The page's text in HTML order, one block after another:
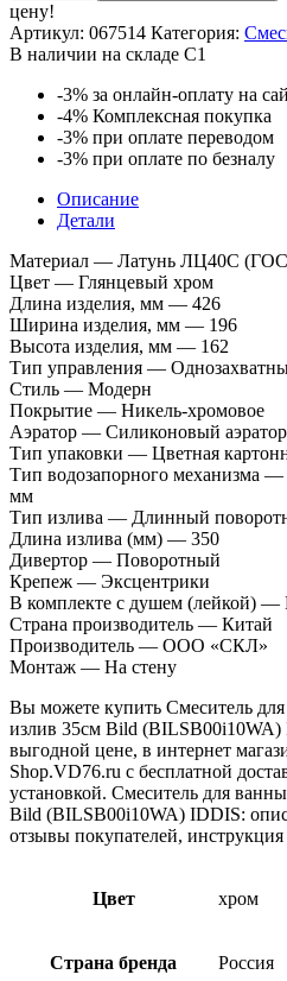
цену!
Артикул: 067514 Категория:
В наличии на складе С1
-3% за онлайн-оплату на
-4% Комплексная покупка
-3% при оплате переводом
-3% при оплате по безналу
Описание
Детали
Материал — Латунь ЛЦ40C
Цвет — Глянцевый хром
Длина изделия, мм — 426
Ширина изделия, мм — 196
Высота изделия, мм — 162
Тип управления —
Стиль — Модерн
Покрытие — Никель-хромовое
Аэратор — Силиконовый
Тип упаковки — Цветная
Тип водозапорного механизма
мм
Тип излива — Длинный
Длина излива (мм) — 350
Дивертор — Поворотный
Крепеж — Эксцентрики
В комплекте с душем (лейкой) —
Страна производитель — Китай
Производитель — ООО «СКЛ»
Монтаж — На стену
Вы можете купить Смеситель
излив 35см Bild
выгодной цене, в интернет
Shop.VD76.ru с бесплатной
установкой. Смеситель для
Bild (BILSB00i10WA) IDDIS:
отзывы покупателей, инструкция
Цвет хром
Страна бренда Россия